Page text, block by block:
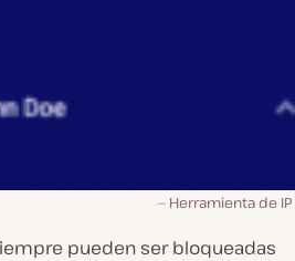
Herramienta de
pueden ser bloqueadas